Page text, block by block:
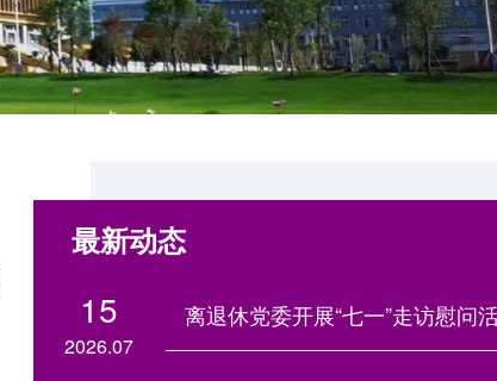
最新动态
15
2026.07
离退休党委开展“七一”走访慰问